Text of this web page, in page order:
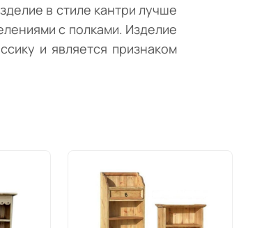
в стиле кантри лучше
с полками. Изделие
и является признаком